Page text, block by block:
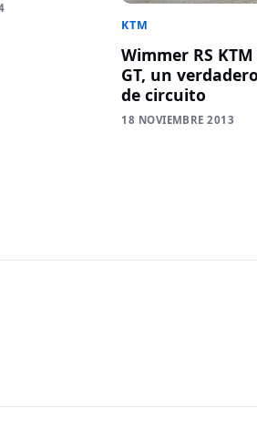
KTM
Wimmer RS KTM
GT, un
de circuito
18 NOVIEMBRE 2013